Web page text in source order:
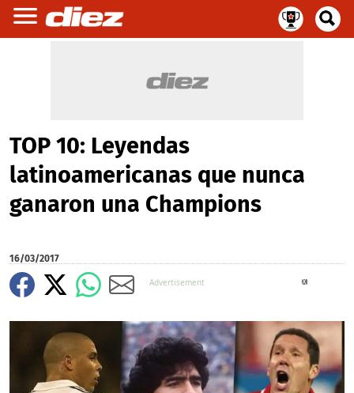
TOP 10: Leyendas
latinoamericanas que nunca
ganaron una Champions
16/03/2017
X